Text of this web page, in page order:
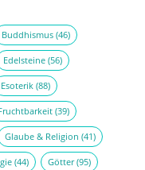
Buddhismus(46)
Edelsteine(56)
Esoterik(88)
(39)
Glaube & Religion (41)
(44) Götter(95)